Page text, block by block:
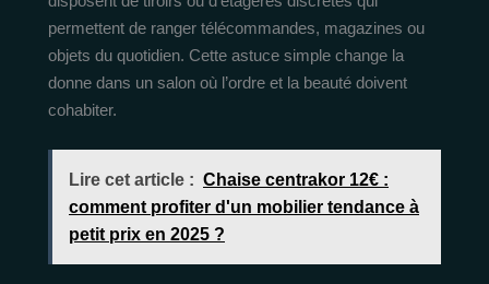
permettent de ranger télécommandes, magazines ou
objets du quotidien. Cette astuce simple change la
donne dans un salon où l’ordre et la beauté doivent
cohabiter.
Lire cet article : Chaise centrakor 12€ :
comment profiter d'un mobilier tendance à
petit prix en 2025 ?